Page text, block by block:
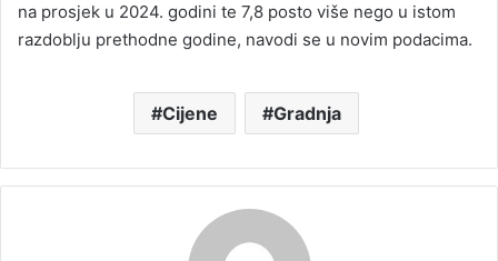
na prosjek u 2024. godini te 7,8 posto više nego u istom
razdoblju prethodne godine, navodi se u novim podacima.
Cijene Gradnja